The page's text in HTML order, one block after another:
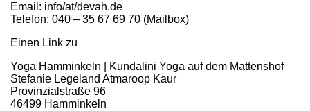
Email: info/at/devah.de
Telefon: 040 – 35 67 69 70 (Mailbox)
Einen Link zu
Yoga Hamminkeln | Kundalini Yoga auf dem Mattenshof
Stefanie Legeland Atmaroop Kaur
Provinzialstraße 96
46499 Hamminkeln